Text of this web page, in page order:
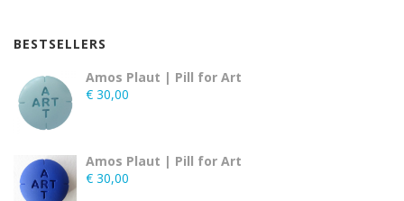
BESTSELLERS
Amos Plaut | Pill for Art
€ 30,00
Amos Plaut | Pill for Art
€ 30,00